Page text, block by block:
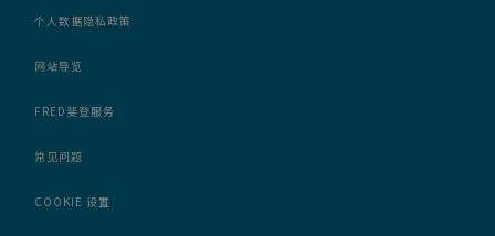
个人数据隐私政策
网站导览
FRED斐登服务
常见问题
COOKIE 设置